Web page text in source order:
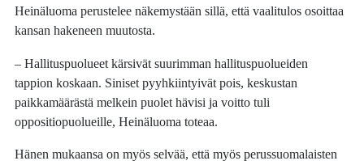
Heinäluoma perustelee näkemystään sillä, että vaalitulos osoittaa
kansan hakeneen muutosta.
– Hallituspuolueet kärsivät suurimman hallituspuolueiden
tappion koskaan. Siniset pyyhkiintyivät pois, keskustan
paikkamäärästä melkein puolet hävisi ja voitto tuli
oppositiopuolueille, Heinäluoma toteaa.
Hänen mukaansa on myös selvää, että myös perussuomalaisten